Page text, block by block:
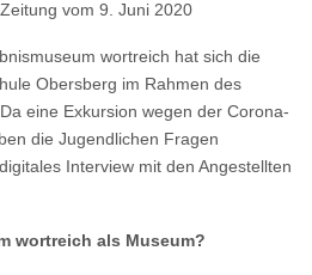
vom 9. Juni 2020
wortreich hat sich die
Obersberg im Rahmen des
eine Exkursion wegen der Corona-
die Jugendlichen Fragen
Interview mit den Angestellten
wortreich als Museum?